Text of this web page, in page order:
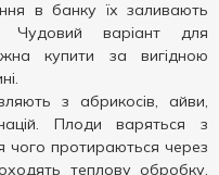
в банку їх заливають
Чудовий варіант для
купити за вигідною
з абрикосів, айви,
Плоди варяться з
чого протираються через
теплову обробку.